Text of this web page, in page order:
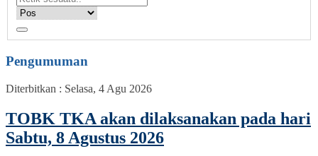
Pengumuman
Diterbitkan : Selasa, 4 Agu 2026
TOBK TKA akan dilaksanakan pada hari
Sabtu, 8 Agustus 2026